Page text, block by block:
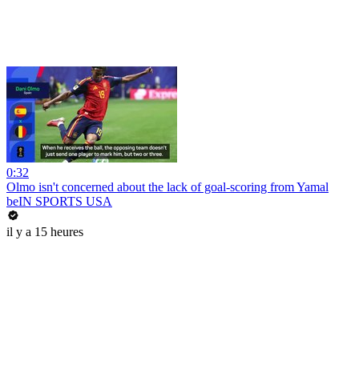
0:32
Olmo isn't concerned about the lack of goal-scoring from Yamal
beIN SPORTS USA
il y a 15 heures